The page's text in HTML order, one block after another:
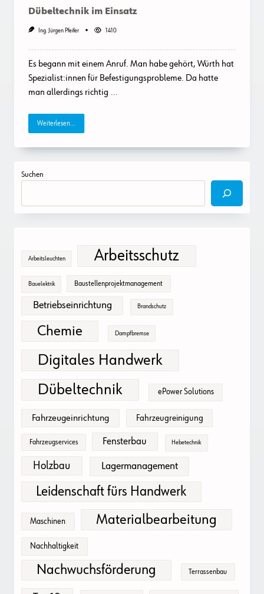
Dübeltechnik im Einsatz
Ing. Jürgen Pfeifer 1410
Es begann mit einem Anruf. Man habe gehört, Würth hat
Spezialist:innen für Befestigungsprobleme. Da hatte
man allerdings richtig ...
Weiterlesen...
Suchen
Arbeitsleuchten Arbeitsschutz
Bauelektrik Baustellenprojektmanagement
Betriebseinrichtung Brandschutz
Chemie Dampfbremse
Digitales Handwerk
Dübeltechnik
ePower Solutions
Fahrzeugeinrichtung Fahrzeugreinigung
Fahrzeugservices Fensterbau Hebetechnik
Holzbau Lagermanagement
Leidenschaft fürs Handwerk
Maschinen Materialbearbeitung
Nachhaltigkeit
Nachwuchsförderung Terrassenbau